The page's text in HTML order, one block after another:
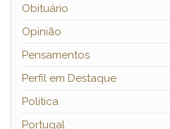
Obituário
Opinião
Pensamentos
Perfil em Destaque
Política
Portugal